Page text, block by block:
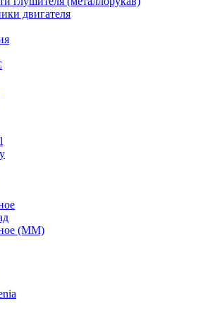
двигателя
(ММ)